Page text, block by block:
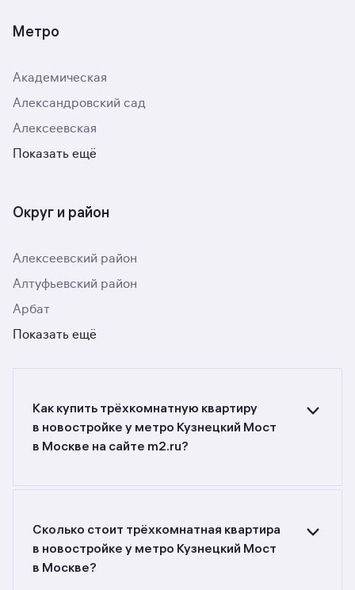
Метро
Академическая
Александровский сад
Алексеевская
Показать ещё
Округ и район
Алексеевский район
Алтуфьевский район
Арбат
Показать ещё
Как купить трёхкомнатную квартиру
в новостройке у метро Кузнецкий Мост
в Москве на сайте m2.ru?
или поиском в разделе.
Сколько стоит трёхкомнатная квартира
в новостройке у метро Кузнецкий Мост
в Москве?